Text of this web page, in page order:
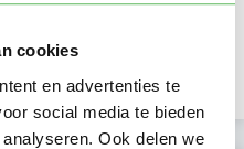
cookies
en advertenties te
social media te bieden
Ook delen we